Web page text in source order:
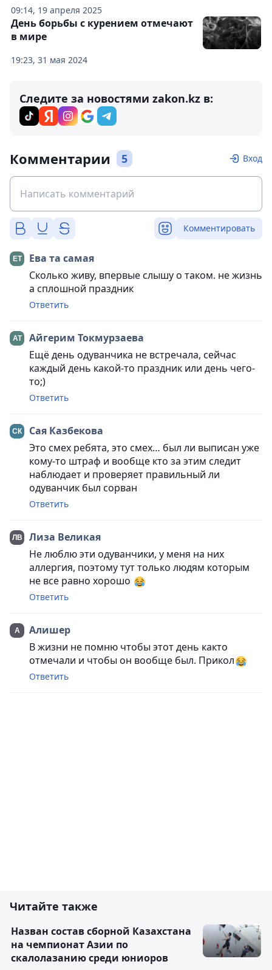
09:14, 19 апреля 2025
19:23, 31 мая 2024
День борьбы с курением отмечают
в мире
Следите за новостями zakon.kz в:
Комментарии 5 Вход
Комментировать
Ева та самая
Сколько живу, впервые слышу о таком. не жизнь
а сплошной праздник
Ответить
Айгерим Токмурзаева
Ещё день одуванчика не встречала, сейчас
каждый день какой-то праздник или день чего-
то;)
Ответить
Сая Казбекова
Это смех ребята, это смех… был ли выписан уже
кому-то штраф и вообще кто за этим следит
наблюдает и проверяет правильный ли
одуванчик был сорван
Ответить
Лиза Великая
Не люблю эти одуванчики, у меня на них
аллергия, поэтому тут только людям которым
не все равно хорошо
Ответить
Алишер
В жизни не помню чтобы этот день както
отмечали и чтобы он вообще был. Прикол
Ответить
Читайте также
Назван состав сборной Казахстана
на чемпионат Азии по
скалолазанию среди юниоров